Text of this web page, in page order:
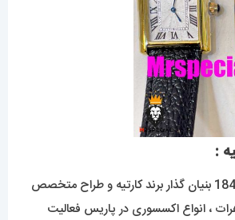
:
لوئی کارتیه در سال 1847 بنیان گذار برند کارتیه و طراح متخصص
، انواع اکسسوری در پاریس فعالیت